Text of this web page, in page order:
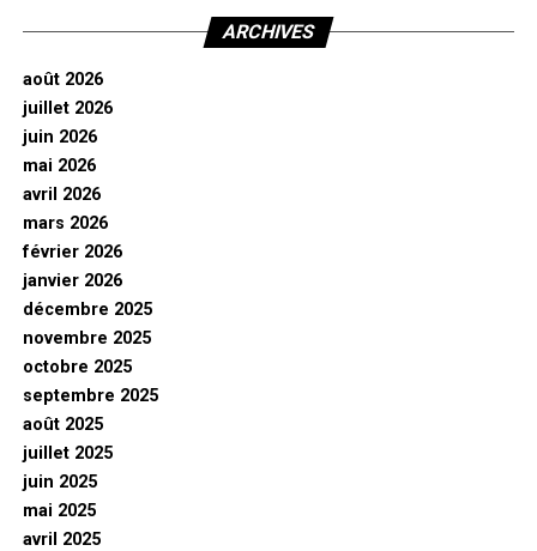
ARCHIVES
août 2026
juillet 2026
juin 2026
mai 2026
avril 2026
mars 2026
février 2026
janvier 2026
décembre 2025
novembre 2025
octobre 2025
septembre 2025
août 2025
juillet 2025
juin 2025
mai 2025
avril 2025